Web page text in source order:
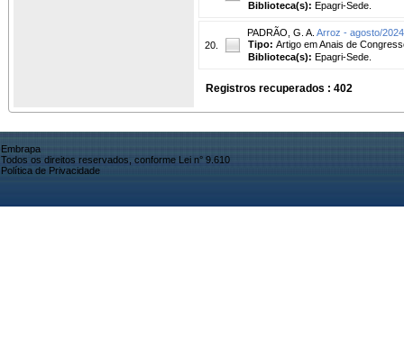
Biblioteca(s): Epagri-Sede.
20.
PADRÃO, G. A. Arroz - agosto/
Tipo: Artigo em Anais de
Biblioteca(s): Epagri-Sede.
Registros recuperados : 402
Embrapa
Todos os direitos reservados, conforme Lei n° 9.610
Política de Privacidade